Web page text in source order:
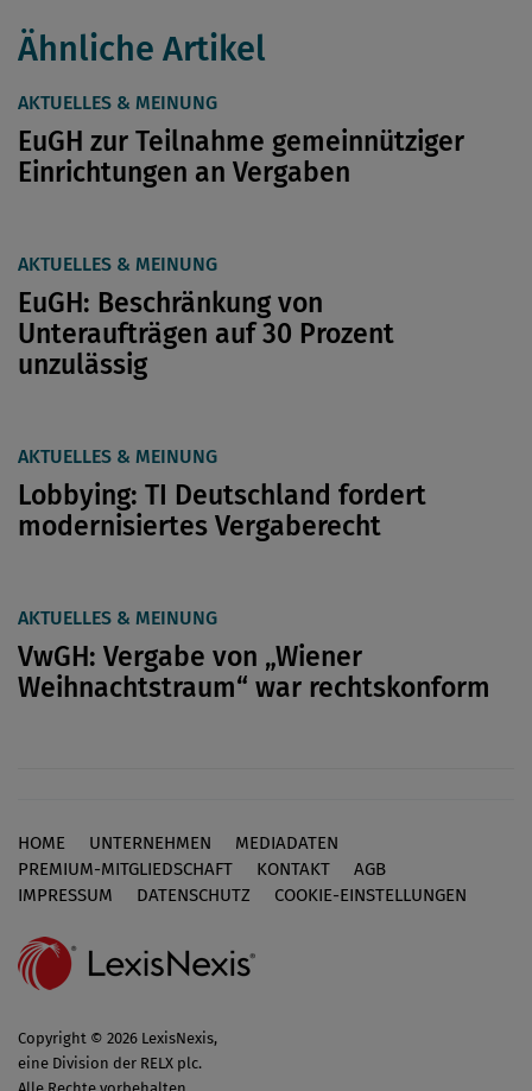
Ähnliche Artikel
AKTUELLES & MEINUNG
EuGH zur Teilnahme gemeinnütziger
Einrichtungen an Vergaben
AKTUELLES & MEINUNG
EuGH: Beschränkung von
Unteraufträgen auf 30 Prozent
unzulässig
AKTUELLES & MEINUNG
Lobbying: TI Deutschland fordert
modernisiertes Vergaberecht
AKTUELLES & MEINUNG
VwGH: Vergabe von „Wiener
Weihnachtstraum“ war rechtskonform
Footer
HOME UNTERNEHMEN
MEDIADATEN
PREMIUM-MITGLIEDSCHAFT
KONTAKT
AGB
IMPRESSUM
DATENSCHUTZ COOKIE-EINSTELLUNGEN
Copyright © 2026 LexisNexis,
eine Division der RELX plc.